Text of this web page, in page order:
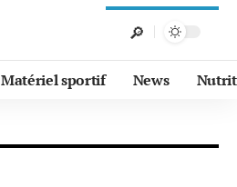
Matériel sportif News